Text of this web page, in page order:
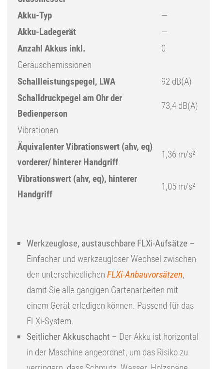
Akku-Typ
—
Akku-Ladegerät
—
Anzahl Akkus inkl.
0
Geräuschemissionen
Schallleistungspegel, LWA
92 dB(A)
Schalldruckpegel am Ohr der
Bedienperson
73,4 dB(A)
Vibrationen
Äquivalenter Vibrationswert (ahv, eq)
vorderer/ hinterer Handgriff
1,36 m/s²
Vibrationswert (ahv, eq), hinterer
Handgriff
1,05 m/s²
Werkzeuglose, austauschbare FLXi-Aufsätze –
Einfacher und werkzeugloser Wechsel zwischen
den unterschiedlichen FLXi-Anbauvorsätzen,
damit Sie alle gängigen Gartenarbeiten mit
einem Gerät erledigen können. Passend für das
FLXi-System.
Seitlicher Akkuschacht – Der Akku ist horizontal
in der Maschine angeordnet, um das Risiko zu